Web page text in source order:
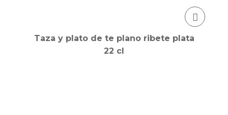
Taza y plato de te plano ribete plata
22 cl